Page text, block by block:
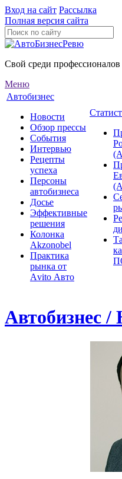
Вход на сайт Рассылка
Полная версия сайта
Свой среди профессионалов
Меню
Автобизнес
Новости
Обзор прессы
События
Интервью
Рецепты
успеха
Персоны
автобизнеса
Досье
Эффективные
решения
Колонка
Akzonobel
Практика
рынка от
Аvito Авто
Автобизнес /